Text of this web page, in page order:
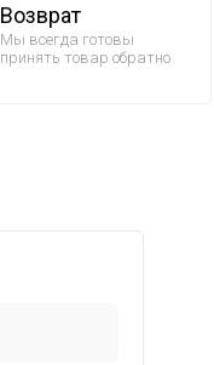
Возврат
Мы всегда готовы
принять товар обратно